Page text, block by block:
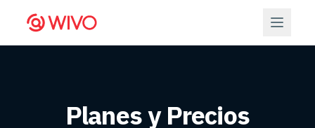
Planes y Precios